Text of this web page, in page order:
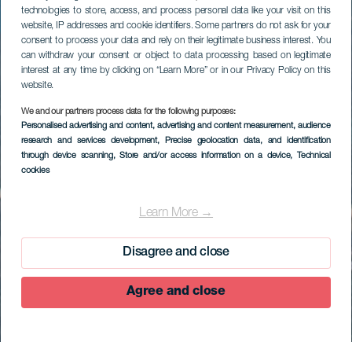
technologies to store, access, and process personal data like your visit on this
website, IP addresses and cookie identifiers. Some partners do not ask for your
consent to process your data and rely on their legitimate business interest. You
can withdraw your consent or object to data processing based on legitimate
interest at any time by clicking on “Learn More” or in our Privacy Policy on this
website.
We and our partners process data for the following purposes:
Personalised advertising and content, advertising and content measurement, audience
research and services development, Precise geolocation data, and identification
through device scanning, Store and/or access information on a device, Technical
cookies
Learn More →
Disagree and close
Agree and close